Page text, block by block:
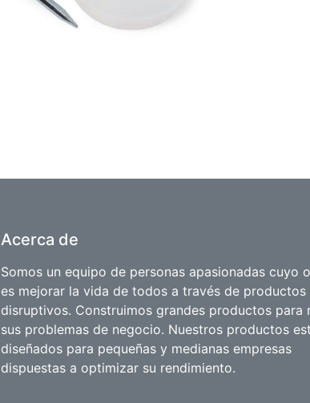
Acerca de
Somos un equipo de personas apasionadas cuyo
es mejorar la vida de todos a través de productos
disruptivos. Construimos grandes productos para
sus problemas de negocio. Nuestros productos
diseñados para pequeñas y medianas empresas
dispuestas a optimizar su rendimiento.